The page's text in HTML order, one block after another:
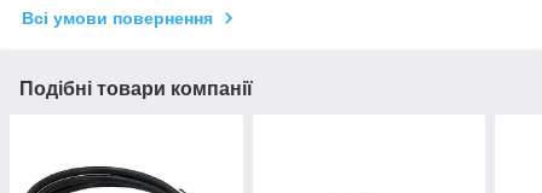
Всі умови повернення
Подібні товари компанії